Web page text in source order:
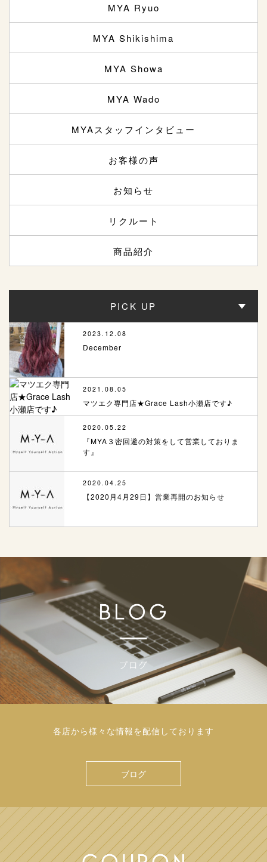
MYA Ryuo
MYA Shikishima
MYA Showa
MYA Wado
MYAスタッフインタビュー
お客様の声
お知らせ
リクルート
商品紹介
PICK UP
2023.12.08
December
2021.08.05
マツエク専門店★Grace Lash小瀬店です♪
2020.05.22
『MYA３密回避の対策をして営業しておりま
す』
2020.04.25
【2020月4月29日】営業再開のお知らせ
各店から様々な情報を配信しております
ブログ